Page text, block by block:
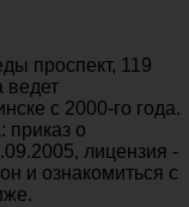
проспект, 119
ведет
с 2000-го года.
приказ о
лицензия -
и ознакомиться с